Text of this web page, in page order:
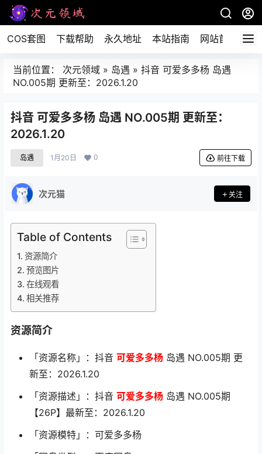
COS套图 下载帮助 永久地址 本站指南 网站首页
当前位置： 次元领域 » 岛遇 » 抖音 可爱多多杨 岛遇
NO.005期 更新至：2026.1.20
抖音 可爱多多杨 岛遇 NO.005期 更新至：
2026.1.20
岛遇 1月20日 0 前往下载
次元猫 关注
Table of Contents
资源简介
预览图片
在线观看
相关推荐
资源简介
「资源名称」：抖音 可爱多多杨 岛遇 NO.005期 更
新至：2026.1.20
「资源描述」：抖音 可爱多多杨 岛遇 NO.005期
【26P】最新至：2026.1.20
「资源模特」：可爱多多杨